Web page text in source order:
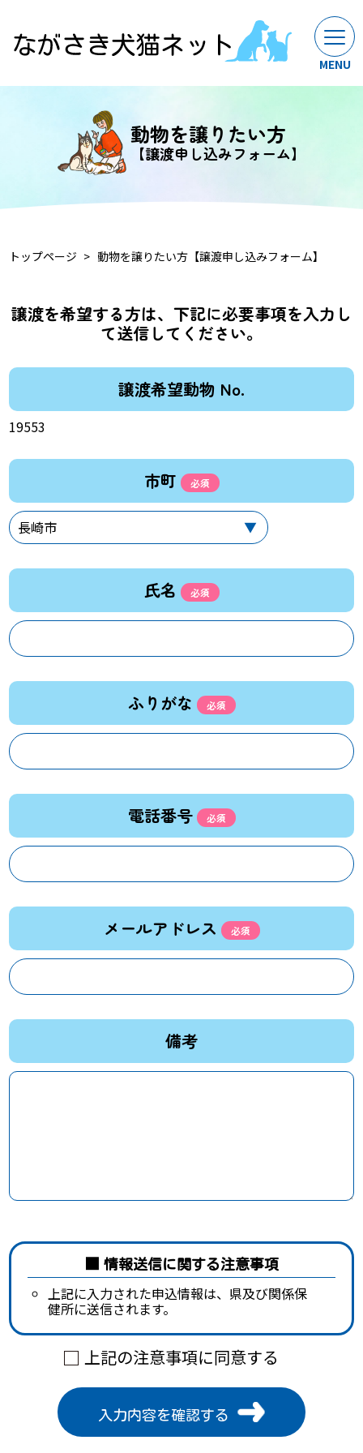
動物を譲りたい方
【譲渡申し込みフォーム】
トップページ 動物を譲りたい方【譲渡申し込みフォーム】
譲渡を希望する方は、下記に必要事項を入力し
て送信してください。
譲渡希望動物 No.
19553
市町
氏名
ふりがな
電話番号
メールアドレス
備考
情報送信に関する注意事項
上記に入力された申込情報は、県及び関係保
健所に送信されます。
上記の注意事項に同意する
入力内容を確認する